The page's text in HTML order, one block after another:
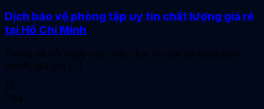
Dịch bảo vệ phòng tập uy tín chất lượng giá rẻ
tại Hồ Chí Minh
Trong xã hội ngày nay, việc duy trì một lối sống lành
mạnh, giữ gìn [...]
13
Th4